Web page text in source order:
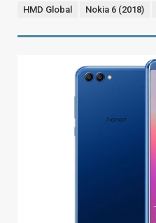
HMD Global Nokia 6 (2018)